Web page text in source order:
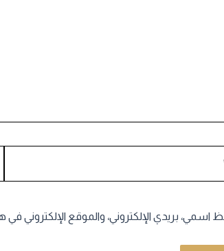
اسمي، بريدي الإلكتروني، والموقع الإلكتروني